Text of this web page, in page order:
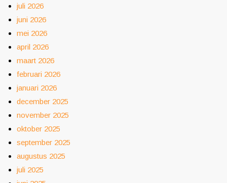
juli 2026
juni 2026
mei 2026
april 2026
maart 2026
februari 2026
januari 2026
december 2025
november 2025
oktober 2025
september 2025
augustus 2025
juli 2025